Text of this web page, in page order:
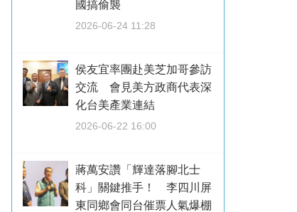
國搞偷襲
2026-06-24 11:28
侯友宜率團赴美芝加哥參訪
交流 會見美方政商代表深
化台美產業連結
2026-06-22 16:00
蔣萬安讚「輝達落腳北士
科」關鍵推手！ 李四川屏
東同鄉會同台催票人氣爆棚